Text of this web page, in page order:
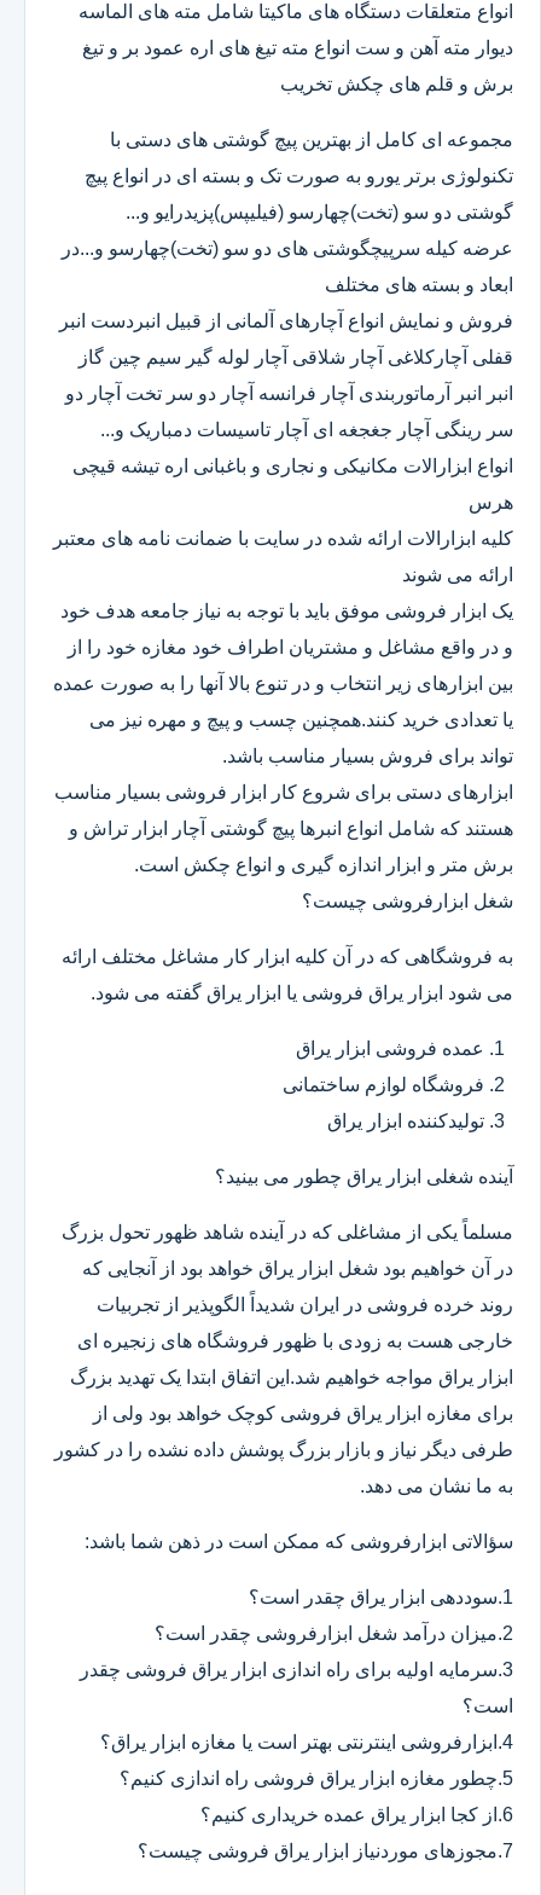
انواع متعلقات دستگاه های ماکیتا شامل مته های الماسه
دیوار مته آهن و ست انواع مته تیغ های اره عمود بر و تیغ
برش و قلم های چکش تخریب
مجموعه ای کامل از بهترین پیچ گوشتی های دستی با
تکنولوژی برتر یورو به صورت تک و بسته ای در انواع پیچ
گوشتی دو سو (تخت)چهارسو (فیلیپس)پزیدرایو و...
عرضه کیله سرپیچگوشتی های دو سو (تخت)چهارسو و...در
ابعاد و بسته های مختلف
فروش و نمایش انواع آچارهای آلمانی از قبیل انبردست انبر
قفلی آچارکلاغی آچار شلاقی آچار لوله گیر سیم چین گاز
انبر انبر آرماتوربندی آچار فرانسه آچار دو سر تخت آچار دو
سر رینگی آچار جغجغه ای آچار تاسیسات دمباریک و...
انواع ابزارالات مکانیکی و نجاری و باغبانی اره تیشه قیچی
هرس
کلیه ابزارالات ارائه شده در سایت با ضمانت نامه های معتبر
ارائه می شوند
یک ابزار فروشی موفق باید با توجه به نیاز جامعه هدف خود
و در واقع مشاغل و مشتریان اطراف خود مغازه خود را از
بین ابزارهای زیر انتخاب و در تنوع بالا آنها را به صورت عمده
یا تعدادی خرید کنند.همچنین چسب و پیچ و مهره نیز می
تواند برای فروش بسیار مناسب باشد.
ابزارهای دستی برای شروع کار ابزار فروشی بسیار مناسب
هستند که شامل انواع انبرها پیچ گوشتی آچار ابزار تراش و
برش متر و ابزار اندازه گیری و انواع چکش است.
شغل ابزارفروشی چیست؟
به فروشگاهی که در آن کلیه ابزار کار مشاغل مختلف ارائه
می شود ابزار یراق فروشی یا ابزار یراق گفته می شود.
عمده فروشی ابزار یراق
فروشگاه لوازم ساختمانی
تولیدکننده ابزار یراق
آینده شغلی ابزار یراق چطور می بینید؟
مسلماً یکی از مشاغلی که در آینده شاهد ظهور تحول بزرگ
در آن خواهیم بود شغل ابزار یراق خواهد بود از آنجایی که
روند خرده فروشی در ایران شدیداً الگوپذیر از تجربیات
خارجی هست به زودی با ظهور فروشگاه های زنجیره ای
ابزار یراق مواجه خواهیم شد.این اتفاق ابتدا یک تهدید بزرگ
برای مغازه ابزار یراق فروشی کوچک خواهد بود ولی از
طرفی دیگر نیاز و بازار بزرگ پوشش داده نشده را در کشور
به ما نشان می دهد.
سؤالاتی ابزارفروشی که ممکن است در ذهن شما باشد:
1.سوددهی ابزار یراق چقدر است؟
2.میزان درآمد شغل ابزارفروشی چقدر است؟
3.سرمایه اولیه برای راه اندازی ابزار یراق فروشی چقدر
است؟
4.ابزارفروشی اینترنتی بهتر است یا مغازه ابزار یراق؟
5.چطور مغازه ابزار یراق فروشی راه اندازی کنیم؟
6.از کجا ابزار یراق عمده خریداری کنیم؟
7.مجوزهای موردنیاز ابزار یراق فروشی چیست؟